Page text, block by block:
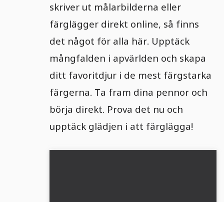
skriver ut målarbilderna eller
färglägger direkt online, så finns
det något för alla här. Upptäck
mångfalden i apvärlden och skapa
ditt favoritdjur i de mest färgstarka
färgerna. Ta fram dina pennor och
börja direkt. Prova det nu och
upptäck glädjen i att färglägga!